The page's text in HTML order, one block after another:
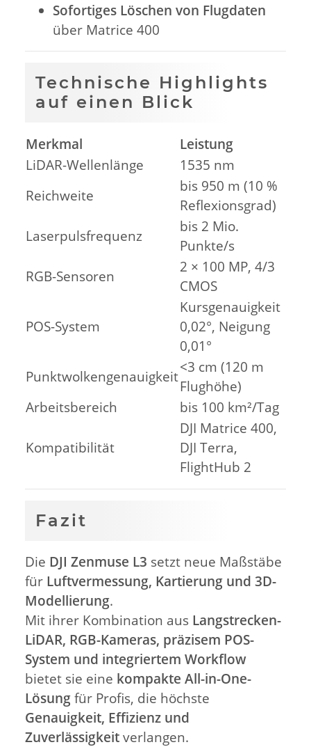
Sofortiges Löschen von Flugdaten
über Matrice 400
Technische Highlights
auf einen Blick
Merkmal
Leistung
LiDAR-Wellenlänge
1535 nm
Reichweite
bis 950 m (10 %
Reflexionsgrad)
Laserpulsfrequenz
bis 2 Mio.
Punkte/s
RGB-Sensoren
2 × 100 MP, 4/3
CMOS
POS-System
Kursgenauigkeit
0,02°, Neigung
0,01°
Punktwolkengenauigkeit
<3 cm (120 m
Flughöhe)
Arbeitsbereich
bis 100 km²/Tag
Kompatibilität
DJI Matrice 400,
DJI Terra,
FlightHub 2
Fazit
Die DJI Zenmuse L3 setzt neue Maßstäbe
für Luftvermessung, Kartierung und 3D-
Modellierung.
Mit ihrer Kombination aus Langstrecken-
LiDAR, RGB-Kameras, präzisem POS-
System und integriertem Workflow
bietet sie eine kompakte All-in-One-
Lösungfür Profis, die höchste
Genauigkeit, Effizienz und
Zuverlässigkeitverlangen.